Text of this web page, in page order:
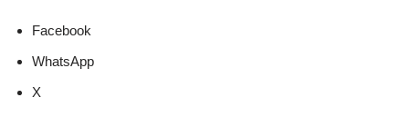
Facebook
WhatsApp
X